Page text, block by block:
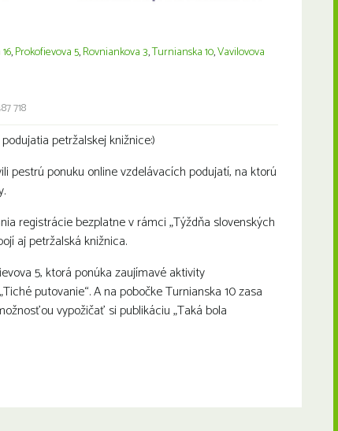
,Prokofievova 5,Rovniankova 3,Turnianska 10,Vavilovova
718
petržalskej knižnice:)
pestrú ponuku online vzdelávacích podujatí, na ktorú
registrácie bezplatne v rámci „Týždňa slovenských
aj petržalská knižnica.
5, ktorá ponúka zaujímavé aktivity
putovanie“. A na pobočke Turnianska 10 zasa
vypožičať si publikáciu „Taká bola